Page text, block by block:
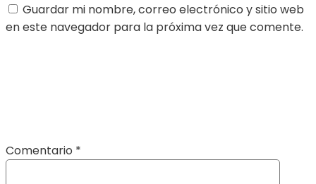
Guardar mi nombre, correo electrónico y sitio web
en este navegador para la próxima vez que comente.
Comentario *